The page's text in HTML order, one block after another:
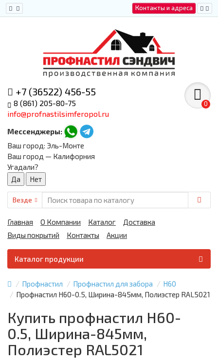
Контакты и адреса
+7 (36522) 456-55
8 (861) 205-80-75
info@profnastilsimferopol.ru
Мессенджеры:
0
Ваш город: Эль-Монте
Ваш город — Калифорния
Угадали?
Везде
Главная О Компании Каталог
Доставка
Виды покрытий
Контакты Акции
Каталог продукции
Профнастил Профнастил для забора
Н60
Профнастил Н60-0.5, Ширина-845мм, Полиэстер RAL5021
Купить профнастил Н60-
0.5, Ширина-845мм,
Полиэстер RAL5021